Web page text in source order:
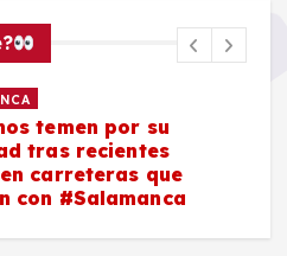
temen por su
tras recientes
carreteras que
con #Salamanca